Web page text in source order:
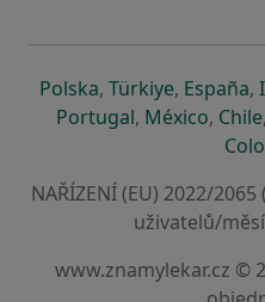
Polskase otevře v nové
, Türkiyese otevře
, España,
Portugalse otevře v
, Méxicose
, Chile,
NAŘÍZENÍ (EU) 2022/
uživatelů/
www.znamylekar.cz ©